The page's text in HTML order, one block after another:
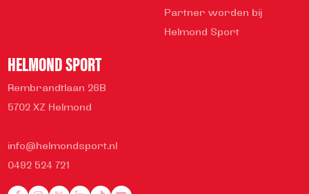
Partner worden bij
Helmond Sport
HELMOND SPORT
Rembrandtlaan 26B
5702 XZ Helmond
info@helmondsport.nl
0492 524 721